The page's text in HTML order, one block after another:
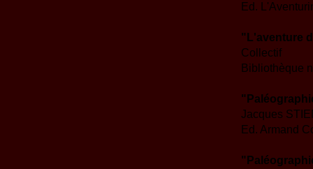
Ed.
"L'aventure
Collectif
Bibliothèque
Jacques
Ed. Armand